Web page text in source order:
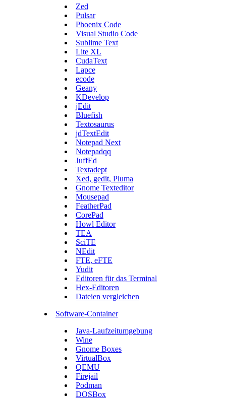
Zed
Pulsar
Phoenix Code
Visual Studio Code
Sublime Text
Lite XL
CudaText
Lapce
ecode
Geany
KDevelop
jEdit
Bluefish
Textosaurus
jdTextEdit
Notepad Next
Notepadqq
JuffEd
Textadept
Xed, gedit, Pluma
Gnome Texteditor
Mousepad
FeatherPad
CorePad
Howl Editor
TEA
SciTE
NEdit
FTE, eFTE
Yudit
Editoren für das Terminal
Hex-Editoren
Dateien vergleichen
Software-Container
Java-Laufzeitumgebung
Wine
Gnome Boxes
VirtualBox
QEMU
Firejail
Podman
DOSBox